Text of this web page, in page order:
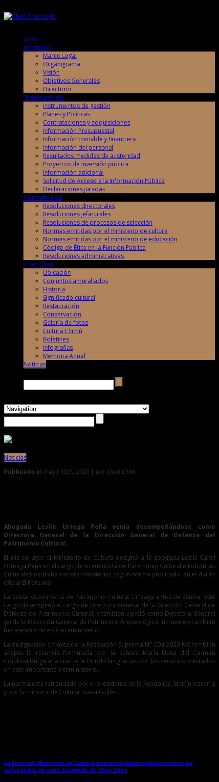
Inicio
Institución
Marco Legal
Organigrama
Visión
Objetivos Generales
Directorio
Transparencia
Instrumentos de gestión
Planes y Políticas
Contrataciones y adquisiciones
Información Presupuestal
Información contable y financiera
Información del personal
Resultados medidas de austeridad
Proyectos de inversión pública
Información adicional
Solicitud de Acceso a la Información Pública
Declaraciones juradas
Normatividad
Resoluciones directorales
Resoluciones jefaturales
Resoluciones de procesos de selección
Normas emitidas por el ministerio de cultura
Normas emitidas por el ministerio de educación
Código de Ética en la Función Pública
Resoluciones administrativas
Chan Chan
Ubicación
Conjuntos amurallados
Historia
Significado cultural
Restauración
Conservación
Galería de fotos
Cultura Chimú
Boletines
Infografias
Memoria Anual
Noticias
Noticias
Publicado el mayo 15th, 2020 | por Chan Chan
Abogada Leslie Urtega Peña venía desempeñándose como
Directora General de la Dirección General de Defensa del
Patrimonio Cultural.
El día de ayer el Ministerio de Cultura designó a la abogada Leslie Carol
Urteaga Peña en el cargo de viceministra de Patrimonio Cultural e Industrias
Culturales de dicha cartera ministerial, según norma publicada en el diario
oficial El Peruano.
La actual viceministra de Patrimonio Cultural Urteaga antes de asumir este
cargo desempeñó el cargo de Directora General de la Dirección General de
Defensa del Patrimonio Cultural, y también ejerció como Directora General
(e) de la Dirección General de Patrimonio Arqueológico Inmueble y también
fue asesora de este viceministerio.
La designación a través de la Resolución Suprema N° 004-2020-MC también
acepta la renuncia formulada por la señora María Elena del Carmen
Córdova Burga a la cual se le brindó las gracias por los servicios prestados
en este importante viceministerio,
La norma está refrendada por el presidente de la República, Martín Vizcarra
y por la ministra de Cultura, Sonia Guillén.
La Libertad: Ministerio de Cultura dispone demoler construcciones no
autorizadas en zona intangible de Chan Chan